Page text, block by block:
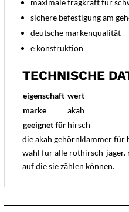
maximale tragkraft für
sichere befestigung am
deutsche markenqualität
e konstruktion
TECHNISCHE
eigenschaft wert
marke
akah
geeignet fürhirsch
die akah gehörnklammer für
wahl für alle rothirsch-jäger.
auf die sie zählen können.